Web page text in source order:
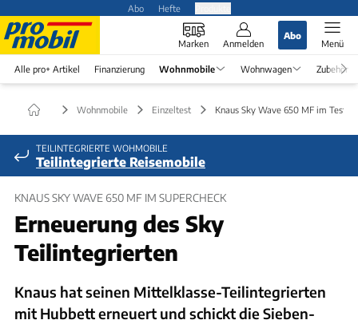
Abo Hefte
Marken Anmelden
Abo
Menü
Alle pro+ Artikel Finanzierung Wohnmobile Wohnwagen Zubehör
Wohnmobile Einzeltest Knaus Sky Wave 650 MF im Test
TEILINTEGRIERTE WOHMOBILE
Teilintegrierte Reisemobile
KNAUS SKY WAVE 650 MF IM SUPERCHECK
Erneuerung des Sky
Teilintegrierten
Knaus hat seinen Mittelklasse-Teilintegrierten
mit Hubbett erneuert und schickt die Sieben-